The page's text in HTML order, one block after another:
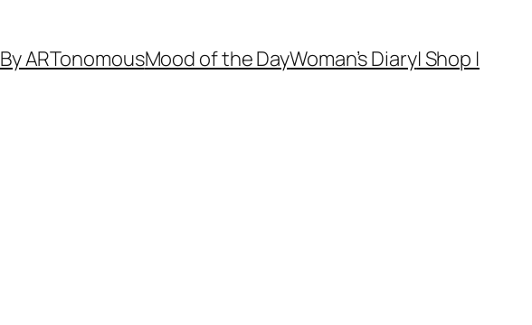
By ARTonomousMood of the DayWoman’s Diary| Shop |